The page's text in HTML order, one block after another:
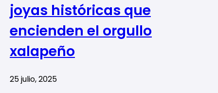
joyas históricas que
encienden el orgullo
xalapeño
25 julio, 2025